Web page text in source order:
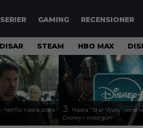
SERIER GAMING RECENSIONER
STEAM HBO MAX
Netflix nästa stora
3. Nästa ”Star Wars”-serie
Disney+ imorgon